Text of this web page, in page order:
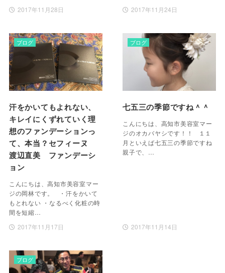
2017年11月28日
2017年11月24日
汗をかいてもよれない、
キレイにくずれていく理
想のファンデーションっ
て、本当？セフィーヌ
渡辺直美 ファンデーシ
ョン
こんにちは、高知市美容室マー
ジの岡林です。 ・汗をかいて
もとれない ・なるべく化粧の時
間を短縮…
2017年11月17日
ブログ
七五三の季節ですね＾＾
こんにちは、高知市美容室マー
ジのオカバヤシです！！ １１
月といえば七五三の季節ですね
親子で、…
2017年11月14日
ブログ
ブログ